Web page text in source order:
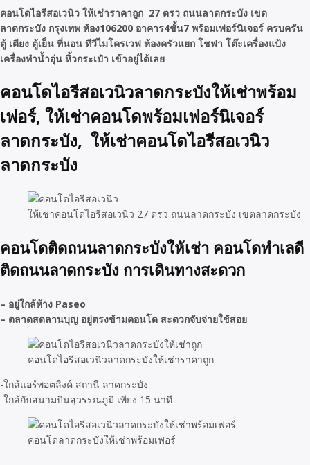
คอนโดไอรีสอเวนิว ให้เช่าราคาถูก 27 ตรว ถนนลาดกระบัง เขต
ลาดกระบัง กรุงเทพ ห้อง106200 อาคาร4ชั้น7 พร้อมเฟอร์นิเจอร์ ครบครัน
ตู้ เตียง ตู้เย็น ที่นอน ทีวีไมโครเวฟ ห้องครัวแยก โชฟา โต๊ะเครื่องแป้ง
เครื่องทำน้ำอุ่น หิ้วกระเป๋า เข้าอยู่ได้เลย
คอนโดไอรีสอเวนิวลาดกระบังให้เช่าพร้อม
เฟอร์, ให้เช่าคอนโดพร้อมเฟอร์นิเจอร์
ลาดกระบัง, ให้เช่าคอนโดไอรีสอเวนิว
ลาดกระบัง
ให้เช่าคอนโดไอรีสอเวนิว 27 ตรว ถนนลาดกระบัง เขตลาดกระบัง
คอนโดติดถนนลาดกระบังให้เช่า คอนโดทำเลดี
ติดถนนลาดกระบัง การเดินทางสะดวก
– อยู่ใกล้ห้าง Paseo
– ตลาดสดลานบุญ อยู่ตรงข้ามคอนโด สะดวกจับจ่ายใช้สอย
คอนโดไอรีสอเวนิวลาดกระบังให้เช่าราคาถูก
-ใกล้แอร์พอตลิงค์ สถานี ลาดกระบัง
-ใกล้กับสนามบินสุวรรณภูมิ เพียง 15 นาที
คอนโดลาดกระบังให้เช่าพร้อมเฟอร์